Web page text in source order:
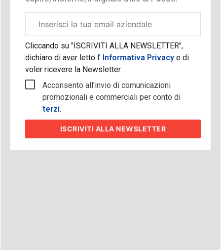
aziendale
Cliccando su "ISCRIVITI ALLA NEWSLETTER",
dichiaro di aver letto l'Informativa Privacy e di
voler ricevere la Newsletter.
Acconsento all'invio di comunicazioni
promozionali e commerciali per conto di
terzi.
ISCRIVITI ALLA NEWSLETTER